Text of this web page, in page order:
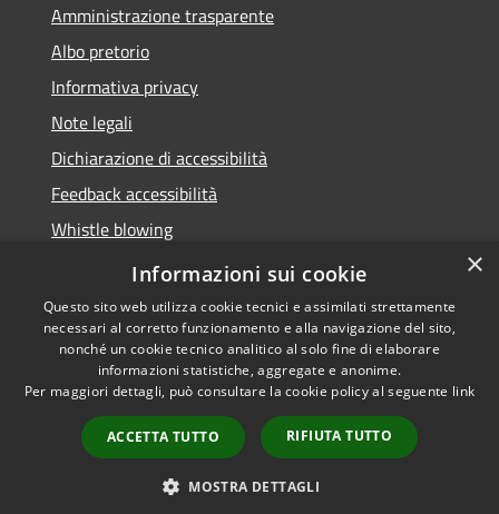
Amministrazione trasparente
Albo pretorio
Informativa privacy
Note legali
Dichiarazione di accessibilità
Feedback accessibilità
Whistle blowing
Titolare potere sostitutivo
Accessibilità
Copyright © 2026 • Comune di
Lurate Caccivio • Powered by
Municipium•
Accesso
redazione
×
Informazioni sui cookie
Questo sito web utilizza cookie tecnici e assimilati strettamente
necessari al corretto funzionamento e alla navigazione del sito,
nonché un cookie tecnico analitico al solo fine di elaborare
informazioni statistiche, aggregate e anonime.
Per maggiori dettagli, può consultare la cookie policy al seguente link
ACCETTA TUTTO RIFIUTA TUTTO
MOSTRA DETTAGLI